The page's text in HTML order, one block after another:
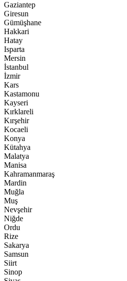
Gaziantep
Giresun
Gümüşhane
Hakkari
Hatay
Isparta
Mersin
İstanbul
İzmir
Kars
Kastamonu
Kayseri
Kırklareli
Kırşehir
Kocaeli
Konya
Kütahya
Malatya
Manisa
Kahramanmaraş
Mardin
Muğla
Muş
Nevşehir
Niğde
Ordu
Rize
Sakarya
Samsun
Siirt
Sinop